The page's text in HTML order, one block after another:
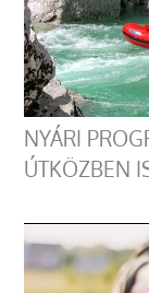
NYÁRI
ÚTKÖZBEN